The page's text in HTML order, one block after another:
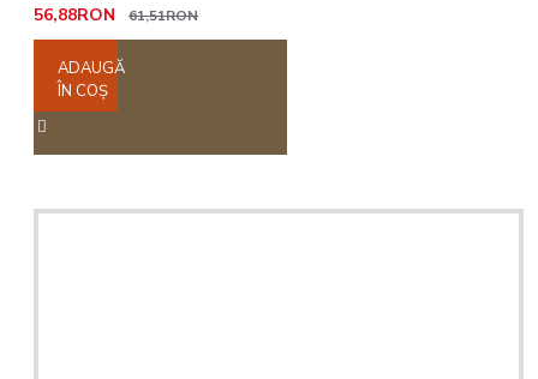
56,88RON
61,51RON
ADAUGĂ
ÎN COŞ